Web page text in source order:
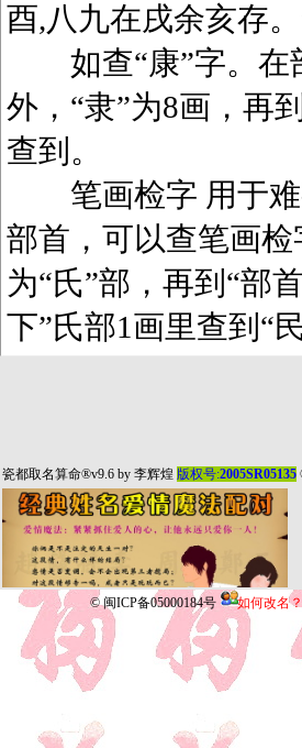
酉,八九在戌余亥存
如查“康”字。在部
外，“隶”为8画，再
查到。
笔画检字 用于难
部首，可以查笔画检
为“氏”部，再到“部
下”氏部1画里查到“
瓷都取名算命®v9.6 by 李辉煌 版权号:2005SR05135
© 闽ICP备05000184号 如何改名？